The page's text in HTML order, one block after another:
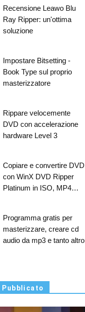
Recensione Leawo Blu
Ray Ripper: un'ottima
soluzione
Impostare Bitsetting -
Book Type sul proprio
masterizzatore
Rippare velocemente
DVD con accelerazione
hardware Level 3
Copiare e convertire DVD
con WinX DVD Ripper
Platinum in ISO, MP4…
Programma gratis per
masterizzare, creare cd
audio da mp3 e tanto altro